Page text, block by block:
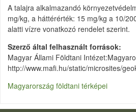
A talajra alkalmazandó
mg/kg, a háttérérték: 15 mg/kg a 10/
alatti vízre vonatkozó rendelet szerint.
Szerző által felhasznált források
Magyar Állami Földtani
http://www.mafi.hu/static/microsites/
Magyarország földtani térképei